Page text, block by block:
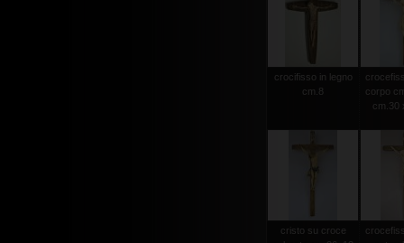
crocifisso in legno
cm.8
corpo
cm.30
cristo su croce